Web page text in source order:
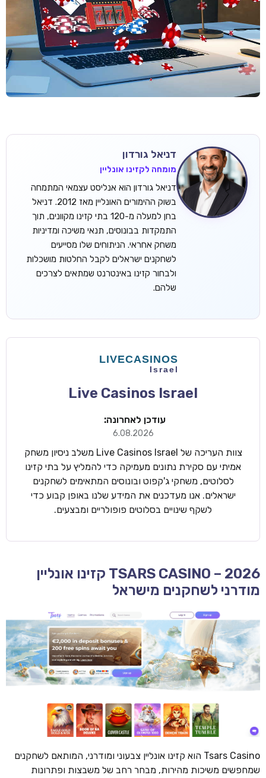
דניאל גורדון
מומחה לקזינו אונליין
דניאל גורדון הוא אנליסט עצמאי המתמחה
בשוק ההימורים האונליין מאז 2012. דניאל
בחן למעלה מ-120 בתי קזינו מקוונים, תוך
התמקדות בבונוסים, תנאי משיכה ומדיניות
משחק אחראי. הניתוחים שלו מסייעים
לשחקנים ישראלים לקבל החלטות מושכלות
ולבחור קזינו באינטרנט שמתאים לצרכים
שלהם.
Live Casinos Israel
עודכן לאחרונה:
6.08.2026
צוות העריכה של Live Casinos Israel משלב ניסיון משחק
אמיתי עם סקירת נתונים מעמיקה כדי להמליץ על בתי קזינו
לסלוטים, משחקי ג'קפוט ובונוסים המתאימים לשחקנים
ישראלים. אנו מעדכנים את המידע שלנו באופן קבוע כדי
לשקף שינויים בסלוטים פופולריים ומבצעים.
TSARS CASINO – 2026 קזינו אונליין
מודרני לשחקנים מישראל
Tsars Casino הוא קזינו אונליין צבעוני ומודרני, המותאם לשחקנים
שמחפשים משיכות מהירות, מבחר רחב של משבצות ופתרונות